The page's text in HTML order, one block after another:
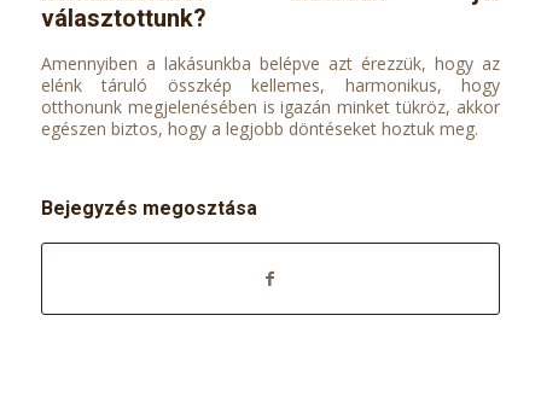
választottunk?
Amennyiben a lakásunkba belépve azt érezzük, hogy az
elénk táruló összkép kellemes, harmonikus, hogy
otthonunk megjelenésében is igazán minket tükröz, akkor
egészen biztos, hogy a legjobb döntéseket hoztuk meg.
Bejegyzés megosztása